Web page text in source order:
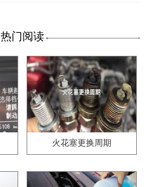
热门阅读
火花塞更换周期